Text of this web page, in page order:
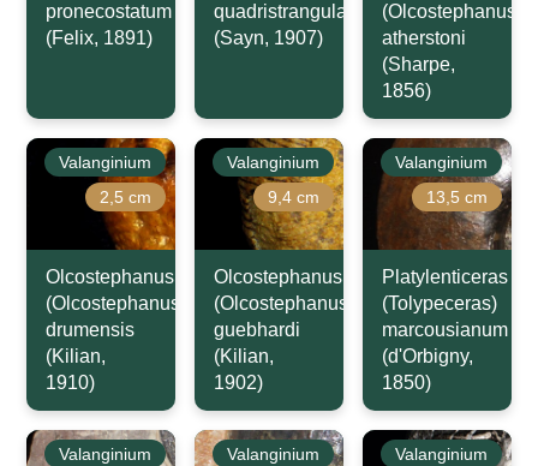
pronecostatum
(Felix, 1891)
quadristrangulatum
(Sayn, 1907)
(Olcostephanus)
atherstoni
(Sharpe,
1856)
Valanginium
2,5 cm
Olcostephanus
(Olcostephanus)
drumensis
(Kilian,
1910)
Valanginium
9,4 cm
Olcostephanus
(Olcostephanus)
guebhardi
(Kilian,
1902)
Valanginium
13,5 cm
Platylenticeras
(Tolypeceras)
marcousianum
(d'Orbigny,
1850)
Valanginium
Valanginium
Valanginium